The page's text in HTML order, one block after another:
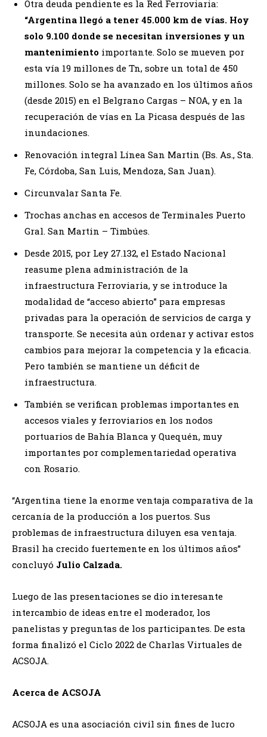
Otra deuda pendiente es la Red Ferroviaria:
“Argentina llegó a tener 45.000 km de vías. Hoy
solo 9.100 donde se necesitan inversiones y un
mantenimiento importante. Solo se mueven por
esta vía 19 millones de Tn, sobre un total de 450
millones. Solo se ha avanzado en los últimos años
(desde 2015) en el Belgrano Cargas – NOA, y en la
recuperación de vías en La Picasa después de las
inundaciones.
Renovación integral Línea San Martin (Bs. As., Sta.
Fe, Córdoba, San Luis, Mendoza, San Juan).
Circunvalar Santa Fe.
Trochas anchas en accesos de Terminales Puerto
Gral. San Martin – Timbúes.
Desde 2015, por Ley 27.132, el Estado Nacional
reasume plena administración de la
infraestructura Ferroviaria, y se introduce la
modalidad de “acceso abierto” para empresas
privadas para la operación de servicios de carga y
transporte. Se necesita aún ordenar y activar estos
cambios para mejorar la competencia y la eficacia.
Pero también se mantiene un déficit de
infraestructura.
También se verifican problemas importantes en
accesos viales y ferroviarios en los nodos
portuarios de Bahía Blanca y Quequén, muy
importantes por complementariedad operativa
con Rosario.
“Argentina tiene la enorme ventaja comparativa de la
cercanía de la producción a los puertos. Sus
problemas de infraestructura diluyen esa ventaja.
Brasil ha crecido fuertemente en los últimos años”
concluyó Julio Calzada.
Luego de las presentaciones se dio interesante
intercambio de ideas entre el moderador, los
panelistas y preguntas de los participantes. De esta
forma finalizó el Ciclo 2022 de Charlas Virtuales de
ACSOJA.
Acerca de ACSOJA
ACSOJA es una asociación civil sin fines de lucro